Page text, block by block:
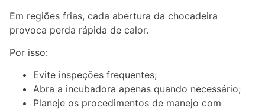
Em regiões frias, cada abertura da chocadeira
provoca perda rápida de calor.
Por isso:
Evite inspeções frequentes;
Abra a incubadora apenas quando necessário;
Planeje os procedimentos de manejo com